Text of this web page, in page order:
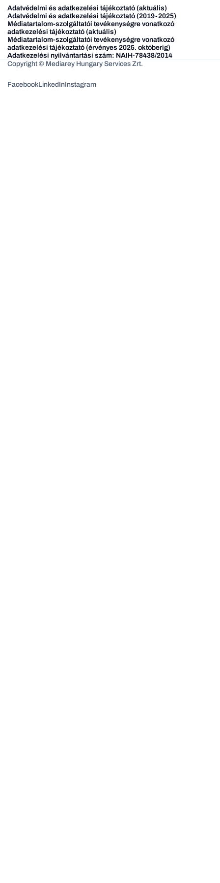
Adatvédelmi és adatkezelési tájékoztató (aktuális)
Adatvédelmi és adatkezelési tájékoztató (2019-2025)
Médiatartalom-szolgáltatói tevékenységre vonatkozó
adatkezelési tájékoztató (aktuális)
Médiatartalom-szolgáltatói tevékenységre vonatkozó
adatkezelési tájékoztató (érvényes 2025. októberig)
Adatkezelési nyilvántartási szám: NAIH-78438/2014
Copyright © Mediarey Hungary Services Zrt.
FacebookLinkedInInstagram